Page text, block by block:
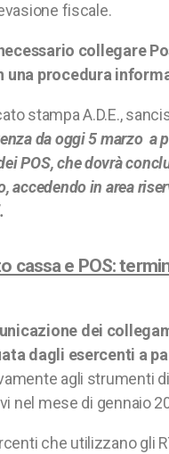
fiscale.
collegare
una procedura
stampa A.D.E.,
da oggi 5 marzoa
POS, che dovrà
accedendo in area
cassa e POS:
dei
dagli esercenti a
agli strumenti
nel mese di gennaio
che utilizzano gli